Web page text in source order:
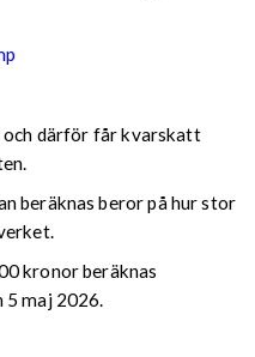
därför får kvarskatt
beräknas beror på hur stor
kronor beräknas
5 maj 2026.